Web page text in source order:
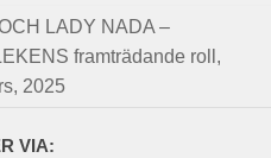
LADY NADA –
framträdande roll,
2025
VIA: